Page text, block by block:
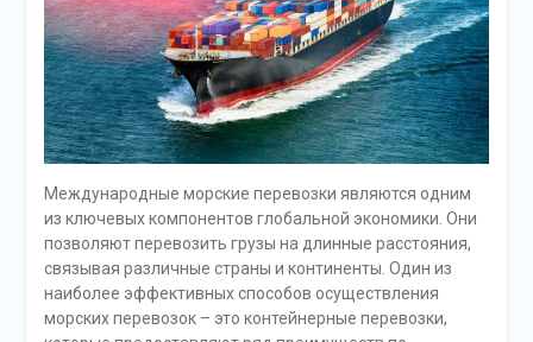
Международные морские перевозки являются одним
из ключевых компонентов глобальной экономики. Они
позволяют перевозить грузы на длинные расстояния,
связывая различные страны и континенты. Один из
наиболее эффективных способов осуществления
морских перевозок – это контейнерные перевозки,